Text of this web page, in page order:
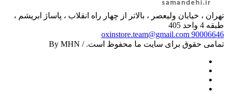
تهران ، خیابان ولیعصر ، بالاتر از چهار راه انقلاب ، پاساژ ابریشم ،
طبقه 4 واحد 405
90006646
oxinstore.team@gmail.com
تمامی حقوق برای سایت ما محفوظ است. / By MHN